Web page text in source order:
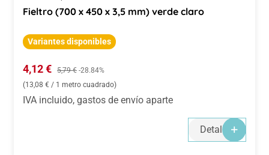
Fieltro (700 x 450 x 3,5 mm) verde claro
Variantes disponibles
Precio de venta:
4,12 € Precio normal:
5,79 € -28.84%
(13,08 € / 1 metro cuadrado)
IVA incluido, gastos de envío aparte
Detalles